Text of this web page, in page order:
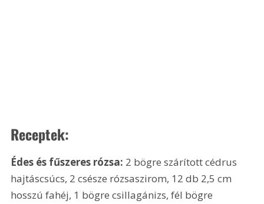
Receptek:
Édes és fűszeres rózsa: 2 bögre szárított cédrus
hajtáscsúcs, 2 csésze rózsaszirom, 12 db 2,5 cm
hosszú fahéj, 1 bögre csillagánizs, fél bögre